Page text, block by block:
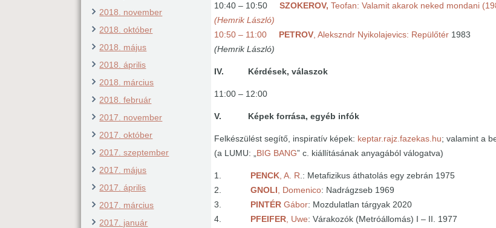
2018. november
2018. október
2018. május
2018. április
2018. március
2018. február
2017. november
2017. október
2017. szeptember
2017. május
2017. április
2017. március
2017. január
10:40 – 10:50SZOKEROV, Teofan: Valamit akarok neked mondani
(Hemrik László)
10:50 – 11:00 PETROV , Alekszndr Nyikolajevics: Repülőtér 1983
(Hemrik László)
IV. Kérdések, válaszok
11:00 – 12:00
V. Képek forrása, egyéb infók
Felkészülést segítő, inspiratív képek: keptar.rajz.fazekas.hu; valamint a
(a LUMU: „ BIG BANG” c. kiállításának anyagából válogatva)
1. PENCK , A. R .: Metafizikus áthatolás egy zebrán 1975
2.GNOLI , Domenico: Nadrágzseb 1969
3. PINTÉR Gábor: Mozdulatlan tárgyak 2020
4. PFEIFER , Uwe: Várakozók (Metróállomás) I – II. 1977